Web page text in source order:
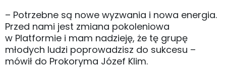
– Potrzebne są nowe wyzwania i nowa energia.
Przed nami jest zmiana pokoleniowa
w Platformie i mam nadzieję, że tę grupę
młodych ludzi poprowadzisz do sukcesu –
mówił do Prokoryma Józef Klim.